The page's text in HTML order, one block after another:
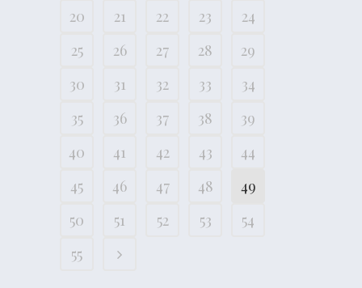
20
21 22 23
24
25
26 27 28
29
30
31 32 33
34
35
36 37 38
39
40
41 42 43
44
45
46 47 48
49
50
51 52 53
54
55